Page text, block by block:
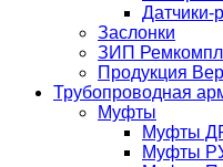
Датчики-
Заслонки
ЗИП
Продукция
Трубопроводная
Муфты
Муфты
Муфты